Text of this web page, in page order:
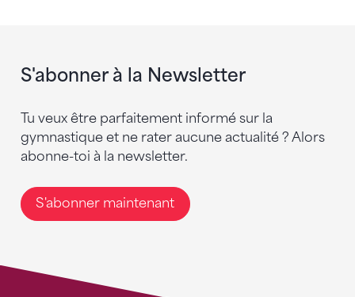
S'abonner à la Newsletter
Tu veux être parfaitement informé sur la
gymnastique et ne rater aucune actualité ? Alors
abonne-toi à la newsletter.
S'abonner maintenant